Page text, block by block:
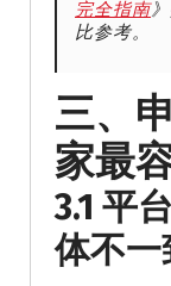
完全指南
比参考。
三、
家最
3.1 平
体不一